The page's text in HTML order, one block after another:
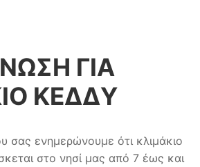
ΓΙΑ
ΚΕΔΔΥ
σας ενημερώνουμε ότι κλιμάκιο
στο νησί μας από 7 έως και